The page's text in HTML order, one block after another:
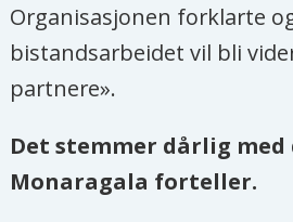
Organisasjonen forklarte
bistandsarbeidet vil bli
partnere».
Det stemmer dårlig
Monaragala forteller.